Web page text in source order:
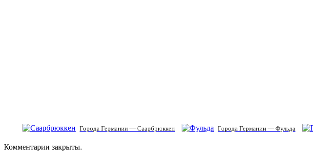
Города Германии — Саарбрюккен Города Германии — Фульда
Комментарии закрыты.